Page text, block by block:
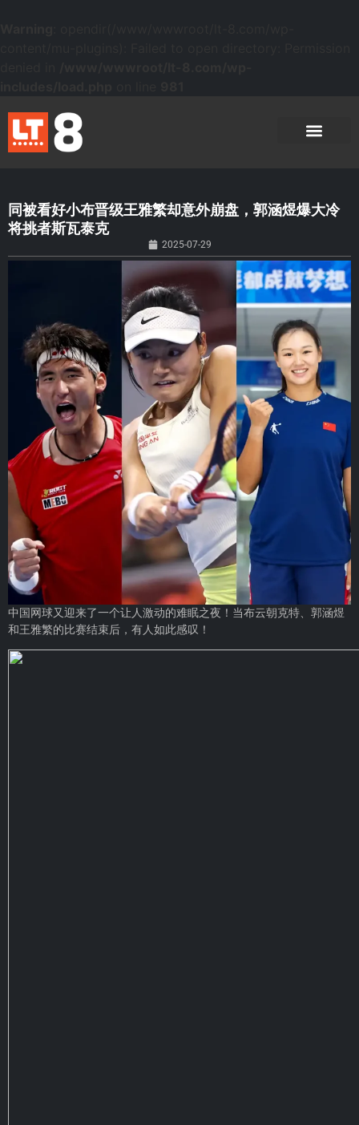
同被看好小布晋级王雅繁却意外崩盘，郭涵煜爆大冷
将挑者斯瓦泰克
2025-07-29
中国网球又迎来了一个让人激动的难眠之夜！当布云朝克特、郭涵煜
和王雅繁的比赛结束后，有人如此感叹！